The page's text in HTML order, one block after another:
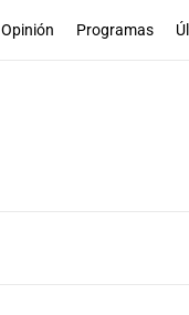
Opinión Programas